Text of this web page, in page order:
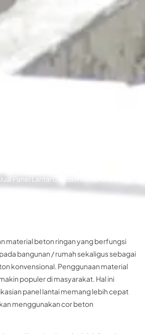
Jual Panel Lantai Citicon Halmahera Barat
material beton ringan yang berfungsi
bangunan / rumah sekaligus sebagai
konvensional. Penggunaan material
populer di masyarakat. Hal ini
panel lantai memang lebih cepat
menggunakan cor beton